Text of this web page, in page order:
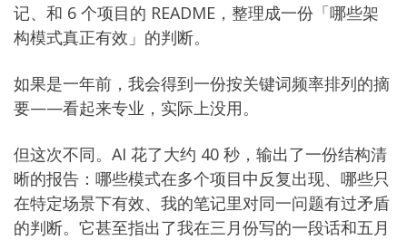
记、和 6 个项目的 README，整理成一份「哪些架
构模式真正有效」的判断。
如果是一年前，我会得到一份按关键词频率排列的摘
要——看起来专业，实际上没用。
但这次不同。AI 花了大约 40 秒，输出了一份结构清
晰的报告：哪些模式在多个项目中反复出现、哪些只
在特定场景下有效、我的笔记里对同一问题有过矛盾
的判断。它甚至指出了我在三月份写的一段话和五月